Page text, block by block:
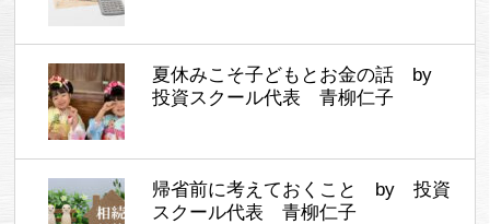
夏休みこそ子どもとお金の話 by
投資スクール代表 青柳仁子
帰省前に考えておくこと by 投資
スクール代表 青柳仁子